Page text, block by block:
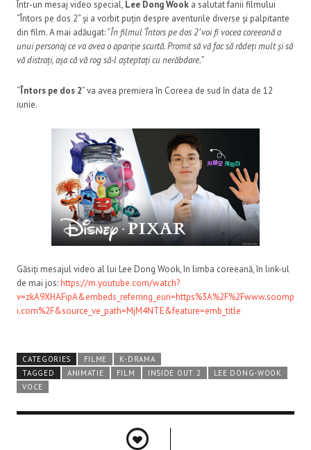
Într-un mesaj video special, Lee Dong Wook a salutat fanii filmului
“Întors pe dos 2” și a vorbit puțin despre aventurile diverse și palpitante
din film. A mai adăugat: “În filmul ‘Întors pe dos 2’ voi fi vocea coreeană a
unui personaj ce va avea o apariție scurtă. Promit să vă fac să râdeți mult și să
vă distrați, așa că vă rog să-l așteptați cu nerăbdare.”
“Întors pe dos 2” va avea premiera în Coreea de sud în data de 12
iunie.
Găsiți mesajul video al lui Lee Dong Wook, în limba coreeană, în link-ul
de mai jos:https://m.youtube.com/watch?
v=zkA9XHAFipA&embeds_referring_euri=https%3A%2F%2Fwww.soomp
i.com%2F&source_ve_path=MjM4NTE&feature=emb_title
CATEGORIES FILME
K-DRAMA
TAGGED
ANIMATIE FILM INSIDE OUT 2
LEE DONG-WOOK
VOCE